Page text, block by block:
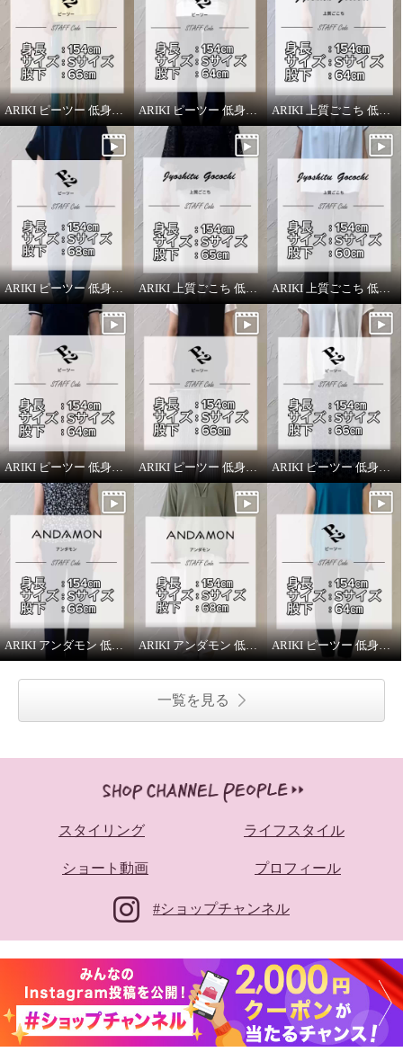
ARIKI ピーツー 低身長スタッフがはいてみました！ ARIKI ピーツー 低身長スタッフがはいてみました！ ARIKI 上質ごこち 低身長スタッフがはいてみました！
ARIKI ピーツー 低身長スタッフがはいてみました！ ARIKI 上質ごこち 低身長スタッフがはいてみました！ ARIKI 上質ごこち 低身長スタッフがはいてみました！
ARIKI ピーツー 低身長スタッフがはいてみました！ ARIKI ピーツー 低身長スタッフがはいてみました！ ARIKI ピーツー 低身長スタッフがはいてみました！
ARIKI アンダモン 低身長スタッフがはいてみました！ ARIKI アンダモン 低身長スタッフがはいてみました！ ARIKI ピーツー 低身長スタッフがはいてみました！
一覧を見る
スタイリング ライフスタイル
ショート動画 プロフィール
#ショップチャンネル